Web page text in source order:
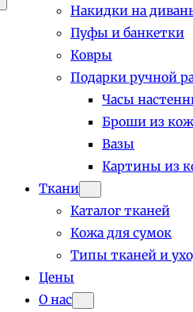
Накидки на
Пуфы и банкетки
Ковры
Подарки ручной
Часы
Броши из
Вазы
Картины из
Ткани
Каталог тканей
Кожа для сумок
Типы тканей и
Цены
О нас